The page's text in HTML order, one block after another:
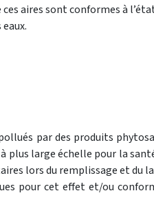
aires sont conformes à
par des produits
plus large échelle pour la
lors du remplissage et du
pour cet effet et/ou